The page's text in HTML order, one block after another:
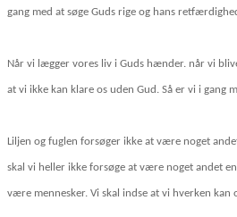
gang med at søge Guds rige og hans
Når vi lægger vores liv i Guds hænder. når vi
at vi ikke kan klare os uden Gud. Så er vi i gang
Liljen og fuglen forsøger ikke at være noget
skal vi heller ikke forsøge at være noget andet
være mennesker. Vi skal indse at vi hverken kan